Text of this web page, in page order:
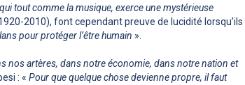
tout comme la musique, exerce une mystérieuse
2010), font cependant preuve de lucidité lorsqu’ils
pour protéger l’être humain ».
nos artères, dans notre économie, dans notre nation et
: « Pour que quelque chose devienne propre, il faut